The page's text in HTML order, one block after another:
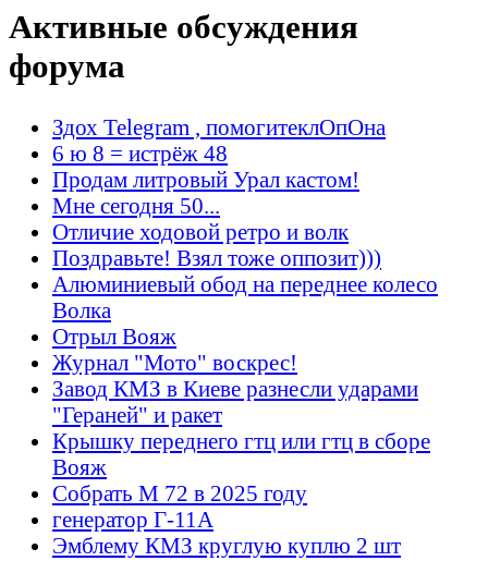
Активные обсуждения
форума
Здох Telegram , помогитеклОпОна
6 ю 8 = истрёж 48
Продам литровый Урал кастом!
Мне сегодня 50...
Отличие ходовой ретро и волк
Поздравьте! Взял тоже оппозит)))
Алюминиевый обод на переднее колесо
Волка
Отрыл Вояж
Журнал "Мото" воскрес!
Завод КМЗ в Киеве разнесли ударами
"Гераней" и ракет
Крышку переднего гтц или гтц в сборе
Вояж
Собрать М 72 в 2025 году
генератор Г-11А
Эмблему КМЗ круглую куплю 2 шт